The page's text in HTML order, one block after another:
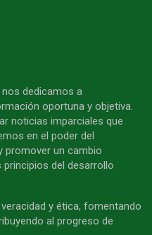
nos dedicamos a
oportuna y objetiva.
noticias imparciales que
en el poder del
promover un cambio
del desarrollo
y ética, fomentando
al progreso de